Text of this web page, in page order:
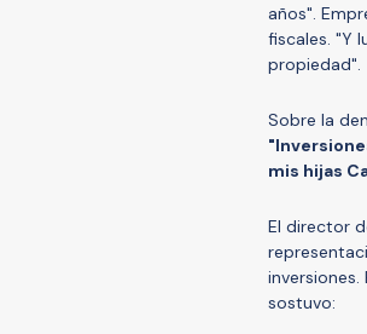
años".
fiscales. "Y
propiedad".
Sobre la
mis hijas
El director
sostuvo: